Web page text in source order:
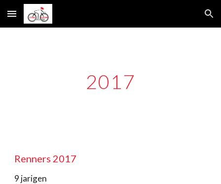
Skip to main content Skip to navigation
2017
Renners 2017
9 jarigen